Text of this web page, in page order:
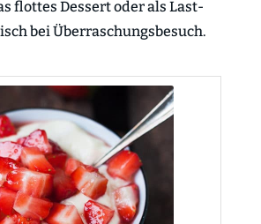
flottes Dessert oder als Last-
bei Überraschungsbesuch.